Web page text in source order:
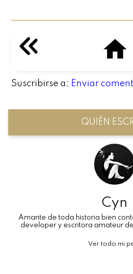
Suscribirse a: Enviar
QUIÉN
Cyn
Amante de toda historia bien
developer y escritora amateur
Ver todo mi